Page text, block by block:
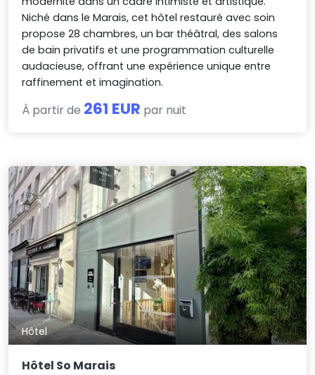
Niché dans le Marais, cet hôtel restauré avec soin
propose 28 chambres, un bar théâtral, des salons
de bain privatifs et une programmation culturelle
audacieuse, offrant une expérience unique entre
raffinement et imagination.
À partir de 261 EUR par nuit
Hôtel
Hôtel So Marais